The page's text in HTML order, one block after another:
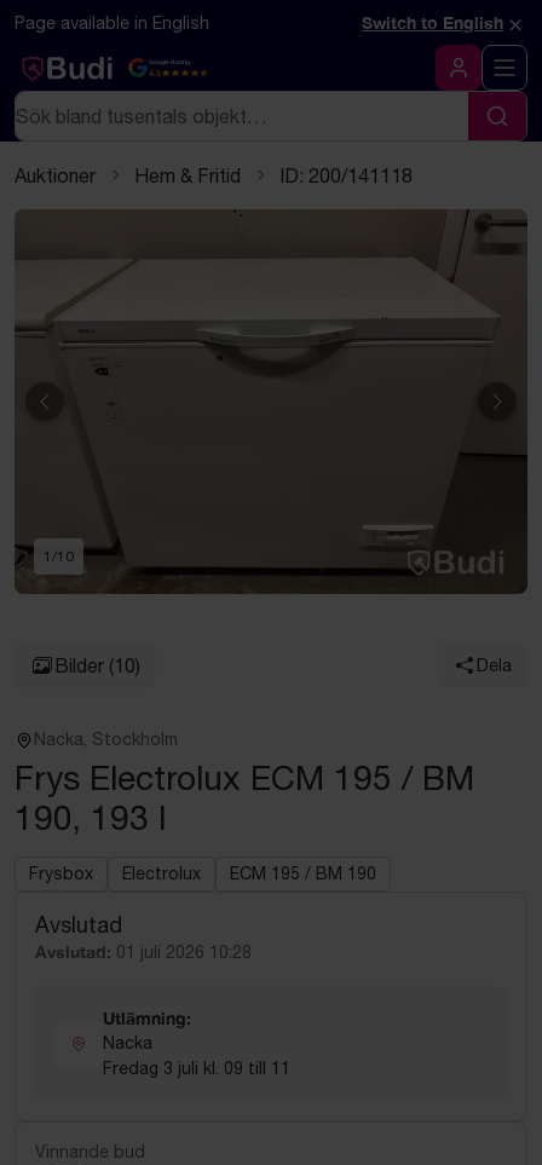
Hoppa till innehåll
Textbaserad (markdown) version av denna sida
Page available in English Switch to English ×
Google Rating
4.5
Logga in
Sök
Sök
Auktioner Hem & Fritid ID: 200/141118
Föregående
1 /10
Bilder (10) Dela
Nacka, Stockholm
Frys Electrolux ECM 195 / BM
190, 193 l
Frysbox Electrolux ECM 195 / BM 190
Avslutad
Avslutad: 01 juli 2026 10:28
Utlämning:
Nacka
Fredag 3 juli kl. 09 till 11
Vinnande bud